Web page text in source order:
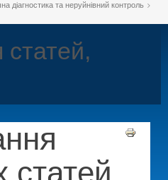
діагностика та неруйнівний контроль
статей,
статей